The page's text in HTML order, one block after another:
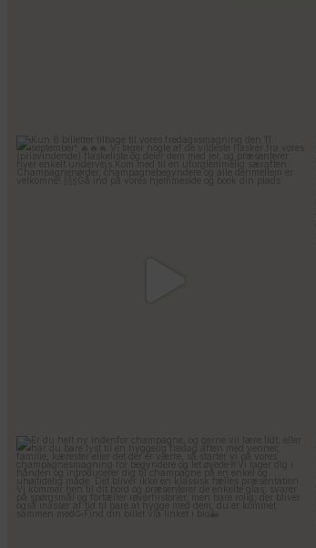
Kun 8 billetter tilbage til vores fredagssmagning